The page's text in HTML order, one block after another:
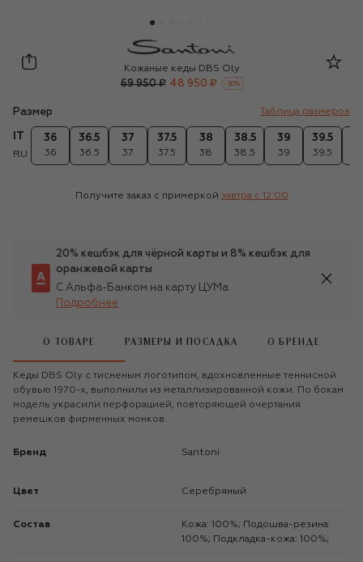
Santoni
Кожаные кеды DBS Oly
69 950 ₽ 48 950 ₽ -30%
Размер Таблица размеров
RU
36
36
36.5
36.5
37
37
37.5
37.5
38
38
38.5
38.5
39
39
39.5
39.5
Получите заказ с примеркой завтра c 12:00
20% кешбэк для чёрной карты и 8% кешбэк для
оранжевой карты
С Альфа-Банком на карту ЦУМа
Подробнее
О ТОВАРЕ РАЗМЕРЫ И ПОСАДКА О БРЕНДЕ
Кеды DBS Oly с тисненым логотипом, вдохновленные теннисной
обувью 1970-х, выполнили из металлизированной кожи. По бокам
модель украсили перфорацией, повторяющей очертания
ремешков фирменных монков.
Бренд Santoni
Цвет Серебряный
Состав
Кожа: 100%; Подошва-резина:
100%; Подкладка-кожа: 100%;